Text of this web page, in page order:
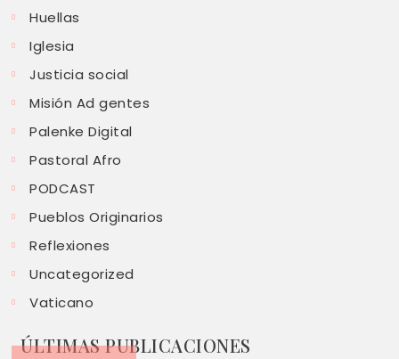
Huellas
Iglesia
Justicia social
Misión Ad gentes
Palenke Digital
Pastoral Afro
PODCAST
Pueblos Originarios
Reflexiones
Uncategorized
Vaticano
ÚLTIMAS PUBLICACIONES